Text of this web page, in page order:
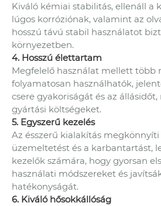
Kiváló kémiai stabilitás, ellenáll a
lúgos korróziónak, valamint az
hosszú távú stabil használatot
környezetben.
4. Hosszú élettartam
Megfelelő használat mellett több
folyamatosan használhatók,
csere gyakoriságát és az
gyártási költségeket.
5. Egyszerű kezelés
Az ésszerű kialakítás
üzemeltetést és a karbantartást,
kezelők számára, hogy gyorsan
használati módszereket és
hatékonyságát.
6. Kiváló hősokkállóság